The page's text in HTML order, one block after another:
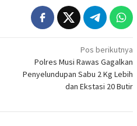
Pos berikutnya
Polres Musi Rawas Gagalkan
Penyelundupan Sabu 2 Kg Lebih
dan Ekstasi 20 Butir